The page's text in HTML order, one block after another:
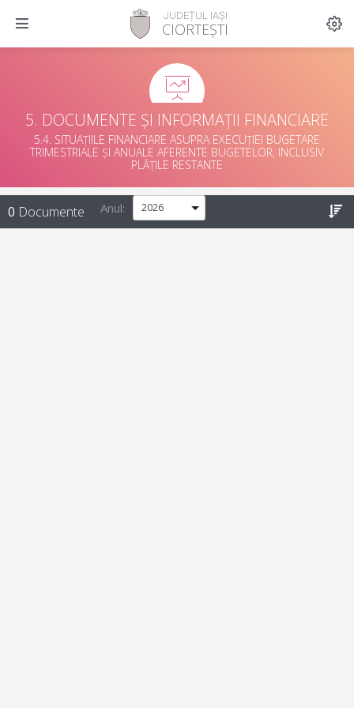
JUDEȚUL IAȘI
CIORTEȘTI
5. DOCUMENTE ȘI INFORMAȚII FINANCIARE
5.4. SITUAȚIILE FINANCIARE ASUPRA EXECUȚIEI BUGETARE
TRIMESTRIALE ȘI ANUALE AFERENTE BUGETELOR, INCLUSIV
PLĂȚILE RESTANTE
0 Documente Anul: